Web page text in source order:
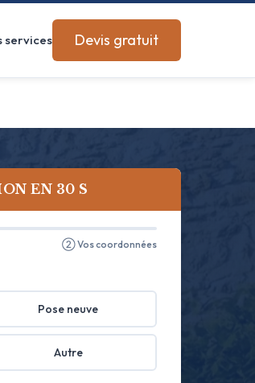
services Devis gratuit
EN 30 S
② Vos coordonnées
Pose neuve
Autre